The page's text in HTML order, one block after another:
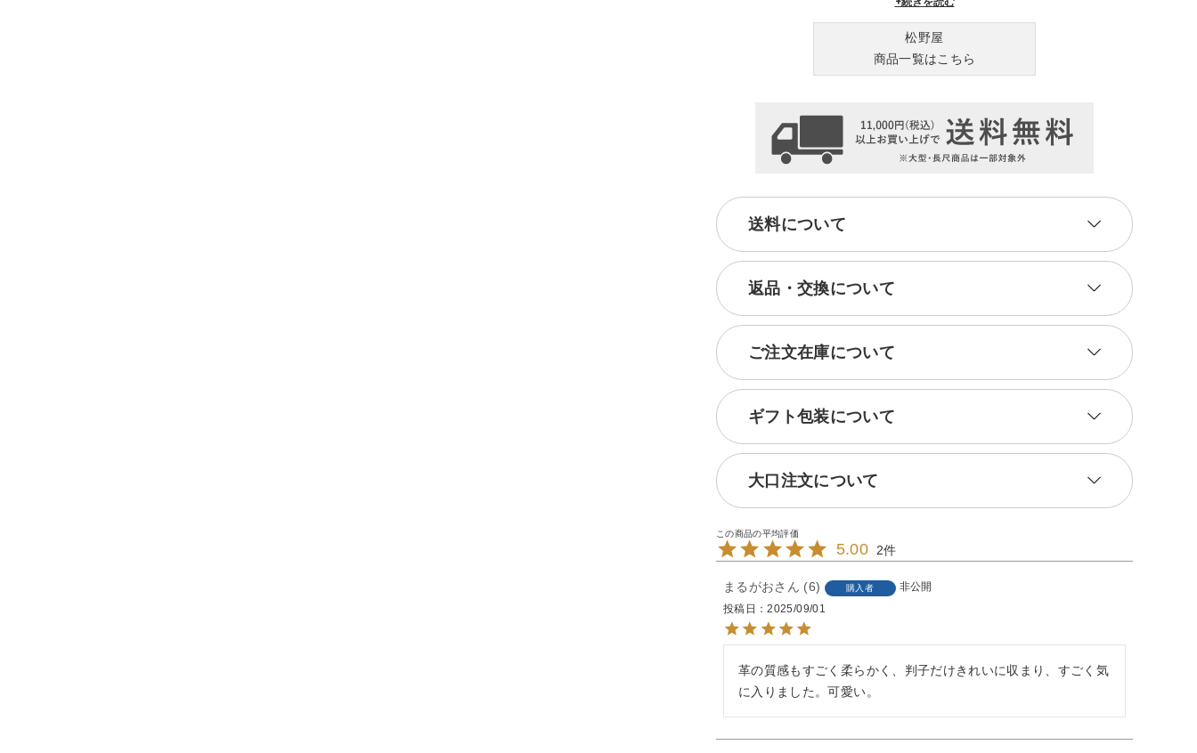
松野屋
商品一覧はこちら
送料について
返品・交換について
ご注文在庫について
ギフト包装について
大口注文について
5.00 2
まるがお 6 購入者
非公開
投稿日
2025/09/01
革の質感もすごく柔らかく、判子だけきれいに収まり、すごく気
に入りました。可愛い。